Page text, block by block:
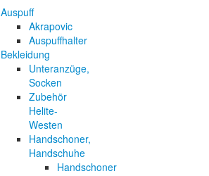
Auspuff
Akrapovic
Auspuffhalter
Bekleidung
Unteranzüge,
Socken
Zubehör
Helite-
Westen
Handschoner,
Handschuhe
Handschoner